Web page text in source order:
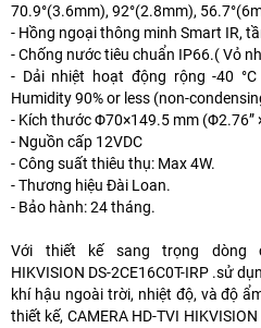
70.9°(3.6mm), 92°(2.8mm),
- Hồng ngoại thông minh Smart IR,
- Chống nước tiêu chuẩn IP66.( Vỏ
- Dải nhiệt hoạt động rộng -40
Humidity 90% or less (non-
- Kích thước Φ70×149.5 mm (Φ2.76”
- Nguồn cấp 12VDC
- Công suất thiêu thụ: Max 4W.
- Thương hiệu Đài Loan.
- Bảo hành: 24 tháng.
Với thiết kế sang trọng dòng
HIKVISION DS-2CE16C0T-IRP .sử
khí hậu ngoài trời, nhiệt độ, và độ
thiết kế, CAMERA HD-TVI